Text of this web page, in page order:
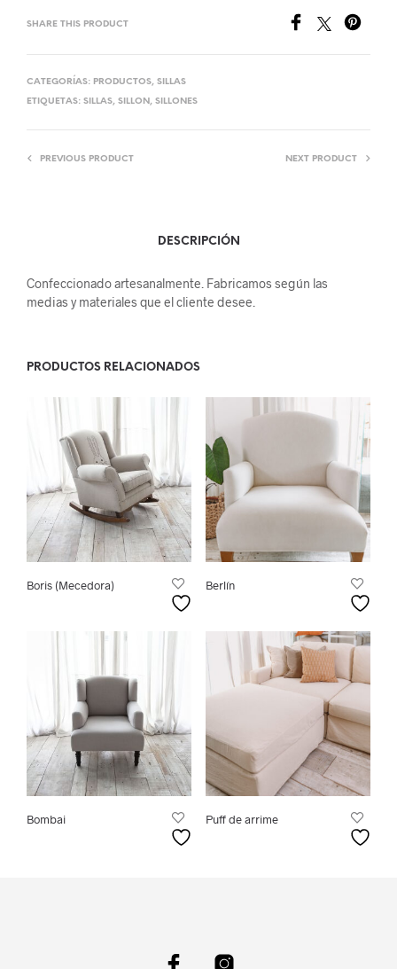
SHARE THIS PRODUCT
CATEGORÍAS: PRODUCTOS, SILLAS
ETIQUETAS: SILLAS, SILLON , SILLONES
PREVIOUS PRODUCT NEXT PRODUCT
DESCRIPCIÓN
Confeccionado artesanalmente. Fabricamos según las
medias y materiales que el cliente desee.
PRODUCTOS RELACIONADOS
Boris (Mecedora) Berlín
Bombai Puff de arrime